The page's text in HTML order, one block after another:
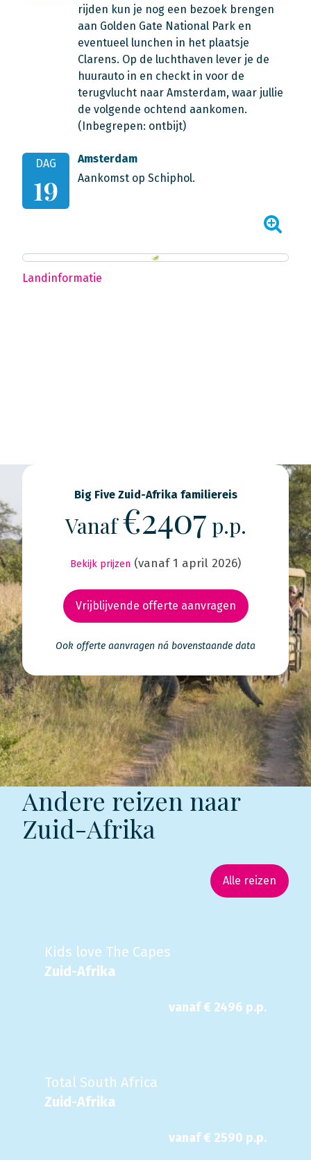
rijden kun je nog een bezoek brengen
aan Golden Gate National Park en
eventueel lunchen in het plaatsje
Clarens. Op de luchthaven lever je de
huurauto in en checkt in voor de
terugvlucht naar Amsterdam, waar jullie
de volgende ochtend aankomen.
(Inbegrepen: ontbijt)
DAG
19
Amsterdam
Aankomst op Schiphol.
Landinformatie
Big Five Zuid-Afrika familiereis
Vanaf€2407 p.p.
Bekijk prijzen (vanaf 1 april 2026)
Vrijblijvende offerte aanvragen
Ook offerte aanvragen ná bovenstaande data
Andere reizen naar
Zuid-Afrika
Alle reizen
Kids love The Capes
Zuid-Afrika
vanaf € 2496 p.p.
Total South Africa
Zuid-Afrika
vanaf € 2590 p.p.